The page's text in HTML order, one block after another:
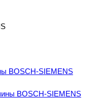
BOSCH-SIEMENS